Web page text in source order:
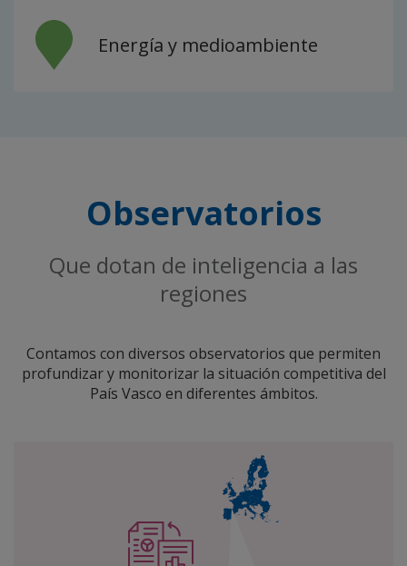
Energía y medioambiente
Observatorios
Que dotan de inteligencia a las
regiones
Contamos con diversos observatorios que permiten
profundizar y monitorizar la situación competitiva del
País Vasco en diferentes ámbitos.